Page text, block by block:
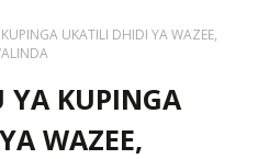
KUPINGA UKATILI DHIDI YA WAZEE,
YA KUPINGA
WAZEE,